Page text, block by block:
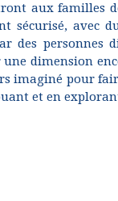
aux familles
sécurisé, avec
des personnes
dimension
imaginé pour
et en